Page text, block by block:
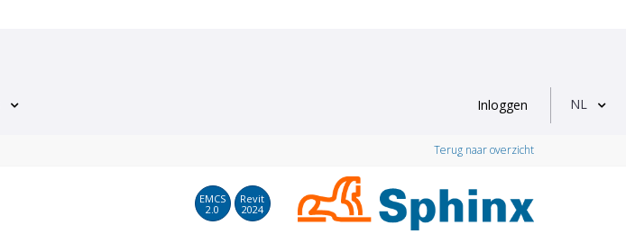
Inloggen NL
Terug naar overzicht
EMCS
2.0
Revit
2024